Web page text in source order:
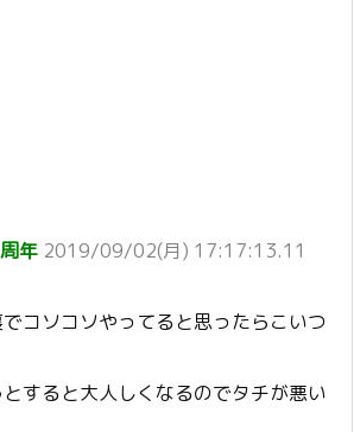
年 2019/09/02(月) 17:17:13.11
コソコソやってると思ったらこいつ
すると大人しくなるのでタチが悪い